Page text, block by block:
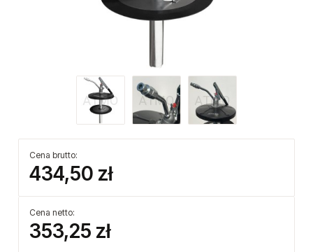
Cena brutto:
434,50 zł
Cena netto:
353,25 zł